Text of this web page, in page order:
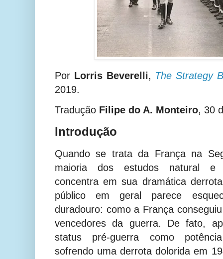
Por Lorris Beverelli, The Strategy
2019.
Tradução Filipe do A. Monteiro, 30
Introdução
Quando se trata da França na
maioria dos estudos natural e
concentra em sua dramática
público em geral parece
duradouro: como a França
vencedores da guerra. De fato,
status pré-guerra como
sofrendo uma derrota dolorida em